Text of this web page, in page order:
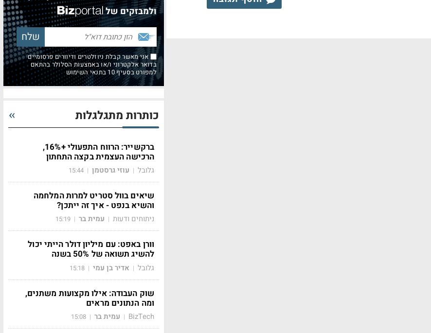
ולמבזקים של
אני מאשר קבלת ניוזלטרים ודיוורים פרסומיים
בדואר אלקטרוני ו/או באמצעות הסלולר בהתאם
למפורט בסעיף 10 בתנאי השימוש
כותרות מתגלגלות
ברקשייר: הרווח התפעולי +16%,
הרכישה העצמית בקצה התחתון
גלובל | עוזי גרסטמן |
15:44
שיאים בוול סטריט למרות המלחמה
והשיא בנפט - איך זה ייתכן?
ניתוחים ודעות | עמית בר |
15:19
וורן באפט: עם מיליון דולר הייתי יכול
להשיג תשואה של 50% בשנה
גלובל | אדיר בן עמי |
15:18
שוק העבודה: אילו מקצועות משתנים,
ומה הנתונים מראים
BizTech
| עמית בר |
15:08